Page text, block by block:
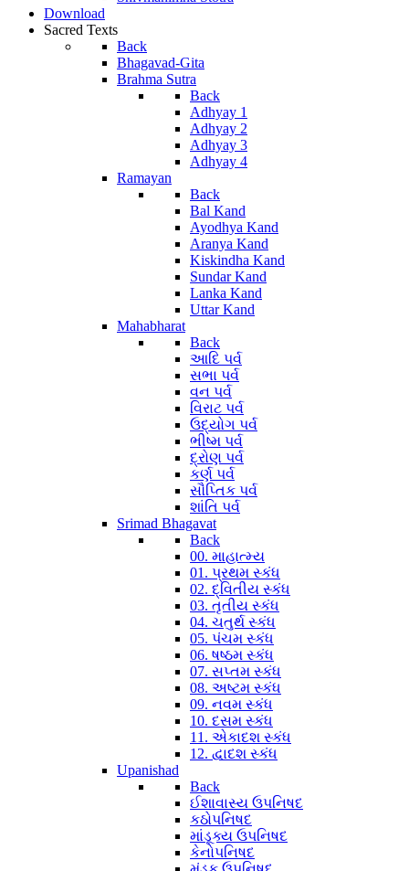
Download
Sacred Texts
Back
Bhagavad-Gita
Brahma Sutra
Back
Adhyay 1
Adhyay 2
Adhyay 3
Adhyay 4
Ramayan
Back
Bal Kand
Ayodhya Kand
Aranya Kand
Kiskindha Kand
Sundar Kand
Lanka Kand
Uttar Kand
Mahabharat
Back
આદિ પર્વ
સભા પર્વ
વન પર્વ
વિરાટ પર્વ
ઉદ્યોગ પર્વ
ભીષ્મ પર્વ
દ્રોણ પર્વ
કર્ણ પર્વ
સૌપ્તિક પર્વ
શાંતિ પર્વ
Srimad Bhagavat
Back
00. માહાત્મ્ય
01. પ્રથમ સ્કંધ
02. દ્વિતીય સ્કંધ
03. તૃતીય સ્કંધ
04. ચતુર્થ સ્કંધ
05. પંચમ સ્કંધ
06. ષષ્ઠમ સ્કંધ
07. સપ્તમ સ્કંધ
08. અષ્ટમ સ્કંધ
09. નવમ સ્કંધ
10. દસમ સ્કંધ
11. એકાદશ સ્કંધ
12. દ્વાદશ સ્કંધ
Upanishad
Back
ઈશાવાસ્ય ઉપનિષદ
કઠોપનિષદ
માંડૂક્ય ઉપનિષદ
કેનોપનિષદ